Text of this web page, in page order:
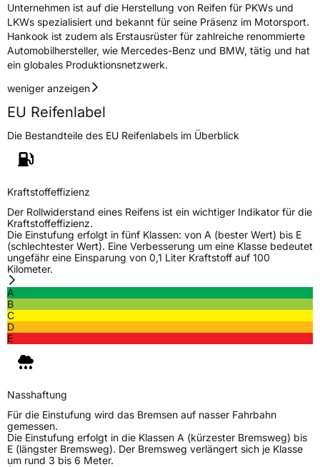
3PMSF / Schneeflockensymbol / Alpine-SymbolNein
EisgripNein
EPREL ID
466540
Allgemeine Produktsicherheit (GPSR)
HerstellerkontaktHankook Tire Europe GmbH, Siemensstr. 14
D-63263 Neu-Isenburg Deutschland,
technik@hankookreifen.de
Unternehmen ist auf die Herstellung von Reifen für PKWs und
LKWs spezialisiert und bekannt für seine Präsenz im Motorsport.
Hankook ist zudem als Erstausrüster für zahlreiche renommierte
Automobilhersteller, wie Mercedes-Benz und BMW, tätig und hat
ein globales Produktionsnetzwerk.
weniger anzeigen
EU Reifenlabel
Die Bestandteile des EU Reifenlabels im Überblick
Kraftstoffeffizienz
Der Rollwiderstand eines Reifens ist ein wichtiger Indikator für die
Kraftstoffeffizienz.
Die Einstufung erfolgt in fünf Klassen: von A (bester Wert) bis E
(schlechtester Wert). Eine Verbesserung um eine Klasse bedeutet
ungefähr eine Einsparung von 0,1 Liter Kraftstoff auf 100
Kilometer.
A
B
C
D
E
Nasshaftung
Für die Einstufung wird das Bremsen auf nasser Fahrbahn
gemessen.
Die Einstufung erfolgt in die Klassen A (kürzester Bremsweg) bis
E (längster Bremsweg). Der Bremsweg verlängert sich je Klasse
um rund 3 bis 6 Meter.